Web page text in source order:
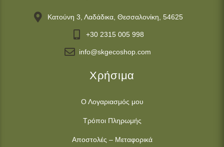
Κατούνη 3, Λαδάδικα, Θεσσαλονίκη, 54625
+30 2315 005 998
info@skgecoshop.com
Χρήσιμα
Ο Λογαριασμός μου
Τρόποι Πληρωμής
Αποστολές – Μεταφορικά